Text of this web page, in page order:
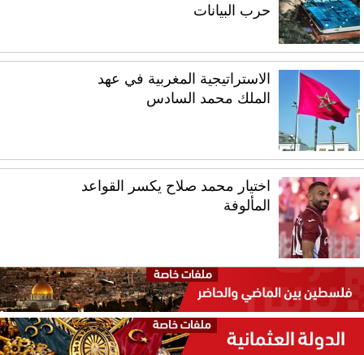
حرب البيانات
الاستراتيجية المغربية في عهد
الملك محمد السادس
اختيار محمد صلاح يكسر القواعد
المألوفة